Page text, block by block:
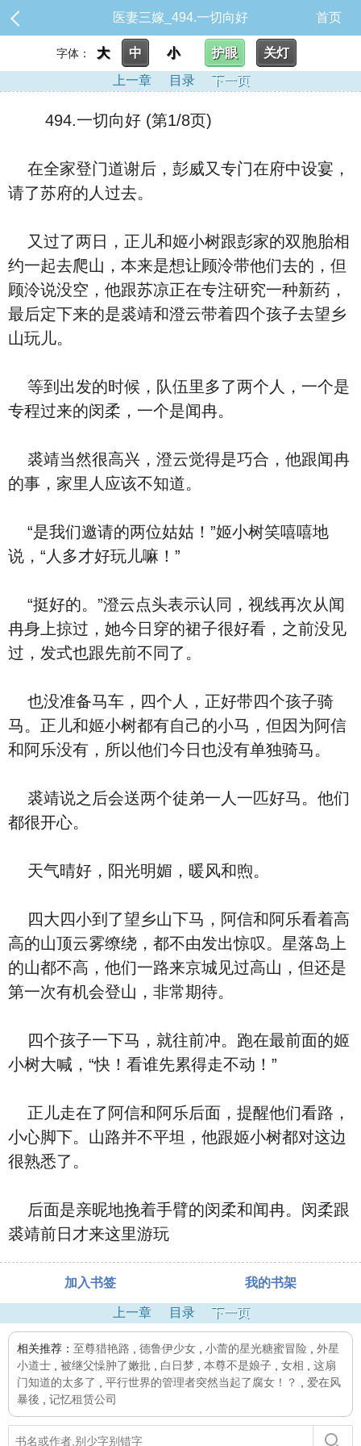
医妻三嫁_494.一切向好 首页
字体： 大 中 小 护眼
关灯
上一章
目录 下一页
494.一切向好 (第1/8页)
在全家登门道谢后，彭威又专门在府中设宴，
请了苏府的人过去。
又过了两日，正儿和姬小树跟彭家的双胞胎相
约一起去爬山，本来是想让顾泠带他们去的，但
顾泠说没空，他跟苏凉正在专注研究一种新药，
最后定下来的是裘靖和澄云带着四个孩子去望乡
山玩儿。
等到出发的时候，队伍里多了两个人，一个是
专程过来的闵柔，一个是闻冉。
裘靖当然很高兴，澄云觉得是巧合，他跟闻冉
的事，家里人应该不知道。
“是我们邀请的两位姑姑！”姬小树笑嘻嘻地
说，“人多才好玩儿嘛！”
“挺好的。”澄云点头表示认同，视线再次从闻
冉身上掠过，她今日穿的裙子很好看，之前没见
过，发式也跟先前不同了。
也没准备马车，四个人，正好带四个孩子骑
马。正儿和姬小树都有自己的小马，但因为阿信
和阿乐没有，所以他们今日也没有单独骑马。
裘靖说之后会送两个徒弟一人一匹好马。他们
都很开心。
天气晴好，阳光明媚，暖风和煦。
四大四小到了望乡山下马，阿信和阿乐看着高
高的山顶云雾缭绕，都不由发出惊叹。星落岛上
的山都不高，他们一路来京城见过高山，但还是
第一次有机会登山，非常期待。
四个孩子一下马，就往前冲。跑在最前面的姬
小树大喊，“快！看谁先累得走不动！”
正儿走在了阿信和阿乐后面，提醒他们看路，
小心脚下。山路并不平坦，他跟姬小树都对这边
很熟悉了。
后面是亲昵地挽着手臂的闵柔和闻冉。闵柔跟
裘靖前日才来这里游玩
加入书签 我的书架
上一章 目录 下一页
相关推荐： 至尊猎艳路 德鲁伊少女 小蕾的星光糖蜜冒险
外星
小道士
被继父懆肿了嫩批 白日梦 本尊不是娘子 女相
这扇
门知道的太多了
平行世界的管理者突然当起了腐女！？
爱在风
暴後
记忆租赁公司